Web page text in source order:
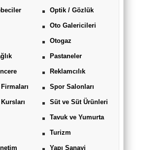
Optik / Gözlük
Oto Galericileri
Otogaz
Pastaneler
Reklamcılık
Spor Salonları
Süt ve Süt Ürünleri
Tavuk ve Yumurta
Turizm
Yapı Sanayi